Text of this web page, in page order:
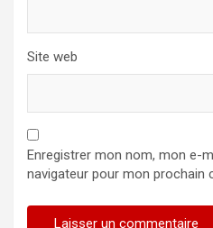
Site web
Enregistrer mon nom, mon e-
navigateur pour mon prochain